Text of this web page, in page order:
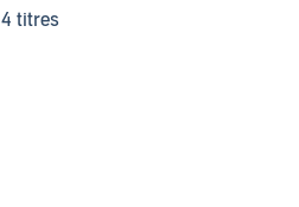
4 titres